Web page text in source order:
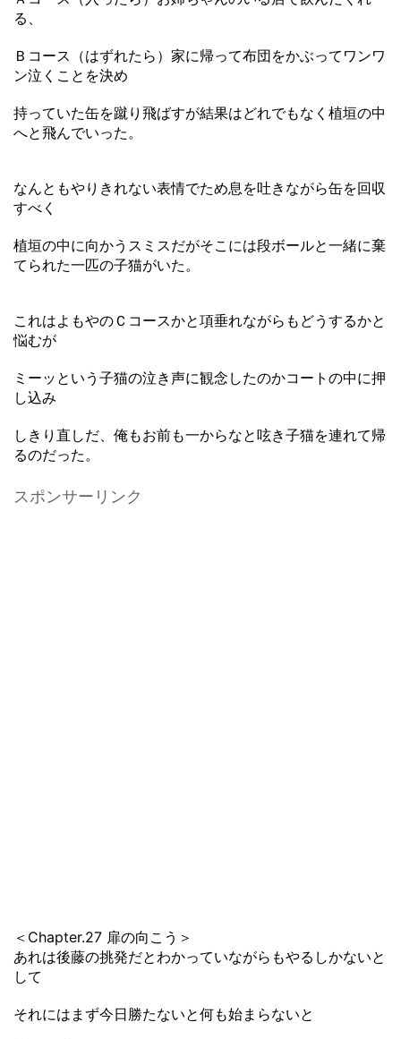
る、
Ｂコース（はずれたら）家に帰って布団をかぶってワンワ
ン泣くことを決め
持っていた缶を蹴り飛ばすが結果はどれでもなく植垣の中
へと飛んでいった。
なんともやりきれない表情でため息を吐きながら缶を回収
すべく
植垣の中に向かうスミスだがそこには段ボールと一緒に棄
てられた一匹の子猫がいた。
これはよもやのＣコースかと項垂れながらもどうするかと
悩むが
ミーッという子猫の泣き声に観念したのかコートの中に押
し込み
しきり直しだ、俺もお前も一からなと呟き子猫を連れて帰
るのだった。
スポンサーリンク
＜Chapter.27 扉の向こう＞
あれは後藤の挑発だとわかっていながらもやるしかないと
して
それにはまず今日勝たないと何も始まらないと